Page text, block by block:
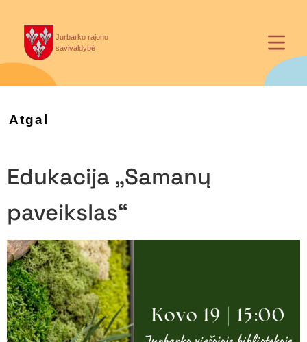
Jurbarko rajono
savivaldybė
Atgal
Edukacija „Samanų
paveikslas“